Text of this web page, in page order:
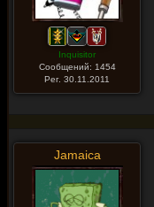
Inquisitor
Сообщений: 1454
Рег. 30.11.2011
Jamaica